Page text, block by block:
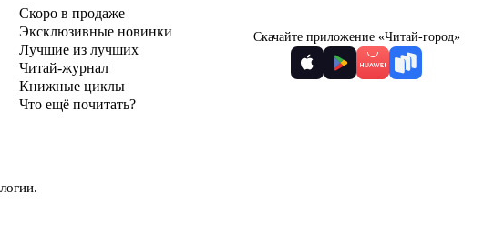
Скоро в продаже
Эксклюзивные новинки
Лучшие из лучших
Читай-журнал
Книжные циклы
Что ещё почитать?
.
Скачайте приложение «Читай-город»